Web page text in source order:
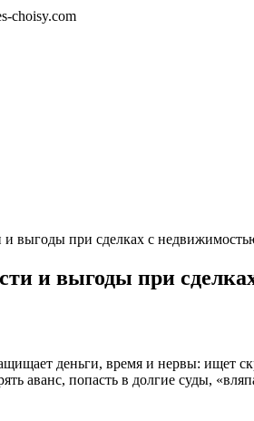
choisy.com
и выгоды при сделках с
и выгоды при
деньги, время и нервы: ищет
аванс, попасть в долгие суды,